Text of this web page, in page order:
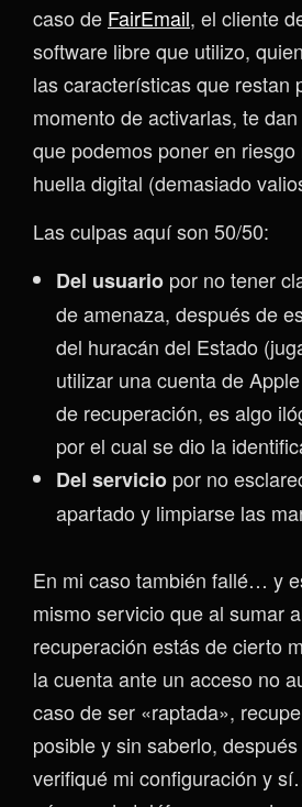
caso de FairEmail, el cliente
software libre que utilizo,
las características que restan
momento de activarlas, te
que podemos poner en
huella digital (demasiado
Las culpas aquí son 50/50:
Del usuario por no tener
de amenaza, después de
del huracán del Estado
utilizar una cuenta de
de recuperación, es algo
por el cual se dio la
Del servicio por no
apartado y limpiarse las
En mi caso también fallé… y
mismo servicio que al sumar
recuperación estás de cierto
la cuenta ante un acceso no
caso de ser «raptada»,
posible y sin saberlo,
verifiqué mi configuración y